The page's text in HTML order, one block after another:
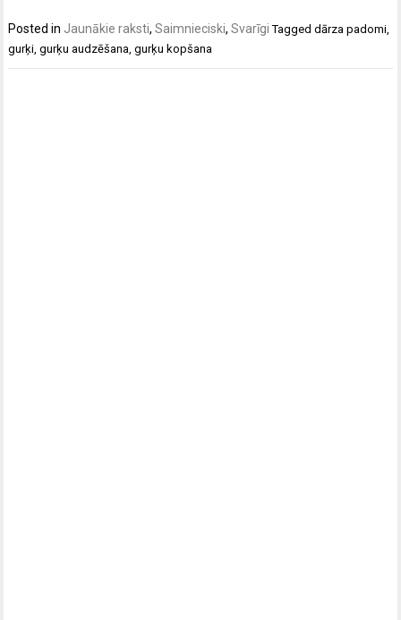
Posted in Jaunākie raksti,Saimnieciski,Svarīgi Taggeddārza padomi
gurķi ,gurķu audzēšana ,gurķu kopšana